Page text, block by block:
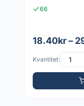
66
18.40kr –
Kvantitet: